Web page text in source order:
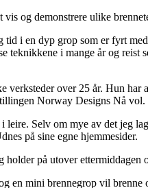
og demonstrere ulike
i en dyp grop som er fyrt
teknikkene i mange år og
verksteder over 25 år. Hun
Norway Designs Nå
Selv om mye av det jeg
på sine egne hjemmesider.
på utover
en mini brennegrop vil brenne